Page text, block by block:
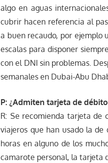
algo en aguas
cubrir hacen referencia al
a buen recaudo, por ejemplo
escalas para disponer
con el DNI sin problemas.
semanales en Dubai-Abu
P: ¿Admiten tarjeta de
R: Se recomienda tarjeta de
viajeros que han usado la
horas en alguno de los
camarote personal, la tarjeta